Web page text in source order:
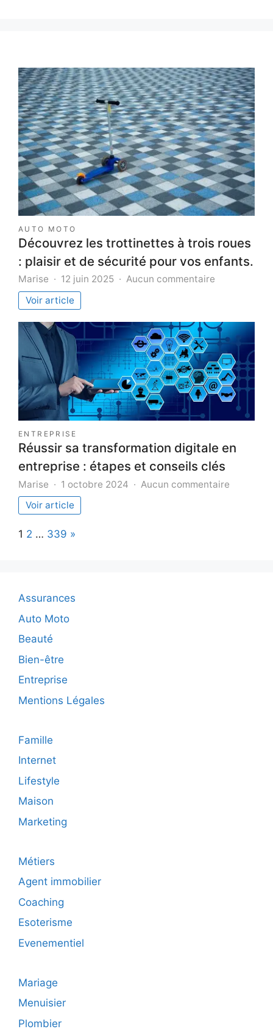
AUTO MOTO
Découvrez les trottinettes à trois roues
: plaisir et de sécurité pour vos enfants.
Marise 12 juin 2025 Aucun commentaire
à
trois
roues
:
plaisir
et
vos
enfants.
Voir article
ENTREPRISE
Réussir sa transformation digitale en
entreprise : étapes et conseils clés
Marise 1 octobre 2024 Aucun commentaire
Voir article
Page:
1 2 … 339 Next
»
Assurances
Auto Moto
Beauté
Bien-être
Entreprise
Mentions Légales
Famille
Internet
Lifestyle
Maison
Marketing
Métiers
Agent immobilier
Coaching
Esoterisme
Evenementiel
Mariage
Menuisier
Plombier